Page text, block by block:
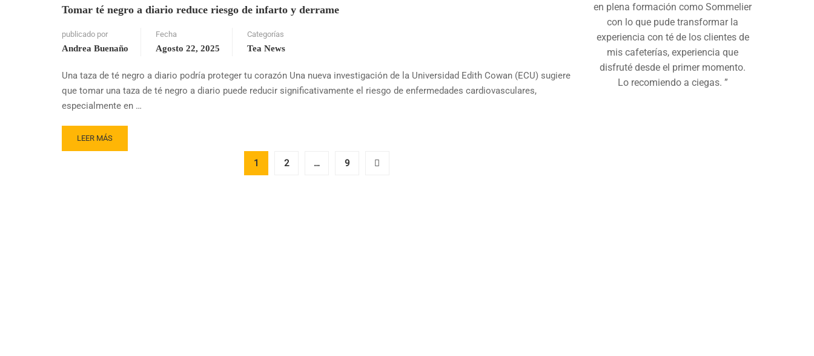
LIDERA
CRECIMIENTO
TÉ
BIG
ISLAND,
HAWÁI
Tomar té negro a diario reduce riesgo de infarto y derrame
publicado por
Andrea Buenaño
Fecha
Agosto 22, 2025
Categorías
Tea News
Una taza de té negro a diario podría proteger tu corazón Una nueva investigación de la Universidad Edith Cowan (ECU) sugiere
que tomar una taza de té negro a diario puede reducir significativamente el riesgo de enfermedades cardiovasculares,
especialmente en …
READ
MORE
LEER MÁS
1 2 … 9
en plena formación como Sommelier
con lo que pude transformar la
experiencia con té de los clientes de
mis cafeterías, experiencia que
disfruté desde el primer momento.
Lo recomiendo a ciegas. ”